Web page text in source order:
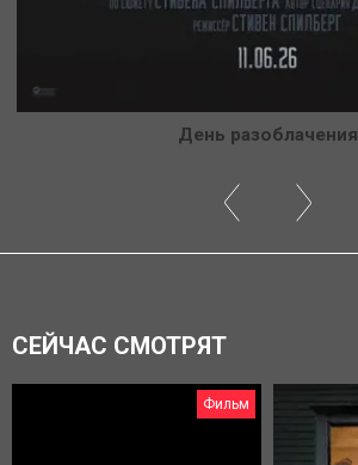
День разоблачения
СЕЙЧАС СМОТРЯТ
Фильм